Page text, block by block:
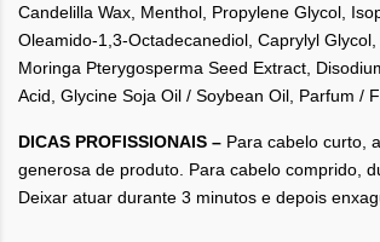
Candelilla Wax, Menthol, Propylene Glycol,
Oleamido-1,3-Octadecanediol, Caprylyl Glycol,
Moringa Pterygosperma Seed Extract,
Acid, Glycine Soja Oil / Soybean Oil, Parfum /
DICAS PROFISSIONAIS – Para cabelo curto,
generosa de produto. Para cabelo comprido,
Deixar atuar durante 3 minutos e depois